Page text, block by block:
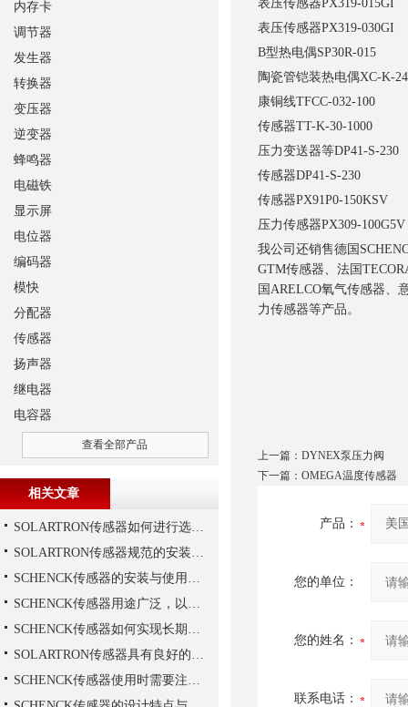
表压传感器PX319-015GI
表压传感器PX319-030GI
B型热电偶SP30R-015
陶瓷管铠装热电偶XC-K-
康铜线TFCC-032-100
传感器TT-K-30-1000
压力变送器等DP41-S-230
传感器DP41-S-230
传感器PX91P0-150KSV
压力传感器PX309-100G5V
我公司还销售德国
GTM传感器、法国
国ARELCO氧气传感器、
力传感器等产品。
上一篇： DYNEX泵压力阀
下一篇： OMEGA温度传感器
产品：
您的单位：
您的姓名：
联系电话：
内存卡
调节器
发生器
转换器
变压器
逆变器
蜂鸣器
电磁铁
显示屏
电位器
编码器
模快
分配器
传感器
扬声器
继电器
电容器
查看全部产品
相关文章
SOLARTRON传感器如何进行选择？
SOLARTRON传感器规范的安装技巧
SCHENCK传感器的安装与使用建议
SCHENCK传感器用途广泛，以下是一些常见的应用领域
SCHENCK传感器如何实现长期稳定性？
SOLARTRON传感器具有良好的稳定性和反应速度
SCHENCK传感器使用时需要注意这些